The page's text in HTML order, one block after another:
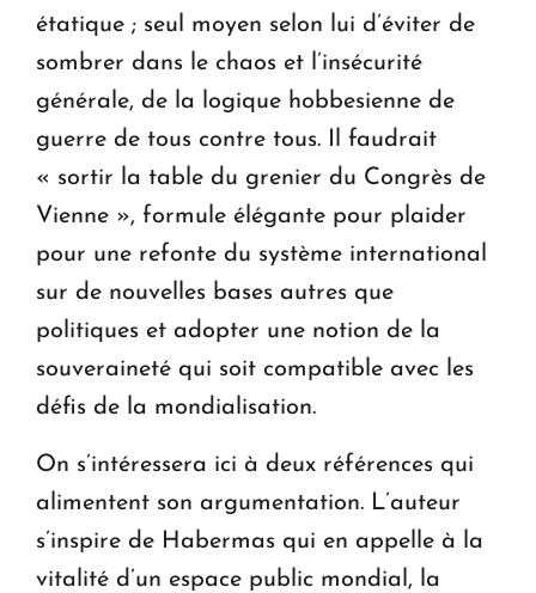
étatique ; seul moyen selon lui d’éviter de
sombrer dans le chaos et l’insécurité
générale, de la logique hobbesienne de
guerre de tous contre tous. Il faudrait
« sortir la table du grenier du Congrès de
Vienne », formule élégante pour plaider
pour une refonte du système international
sur de nouvelles bases autres que
politiques et adopter une notion de la
souveraineté qui soit compatible avec les
défis de la mondialisation.
On s’intéressera ici à deux références qui
alimentent son argumentation. L’auteur
s’inspire de Habermas qui en appelle à la
vitalité d’un espace public mondial, la